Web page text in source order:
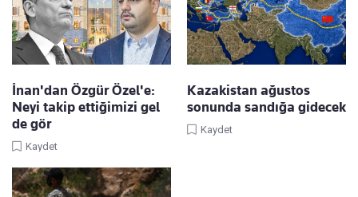
İnan'dan Özgür Özel'e:
Neyi takip ettiğimizi gel
de gör
Kaydet
Kazakistan ağustos
sonunda sandığa gidecek
Kaydet